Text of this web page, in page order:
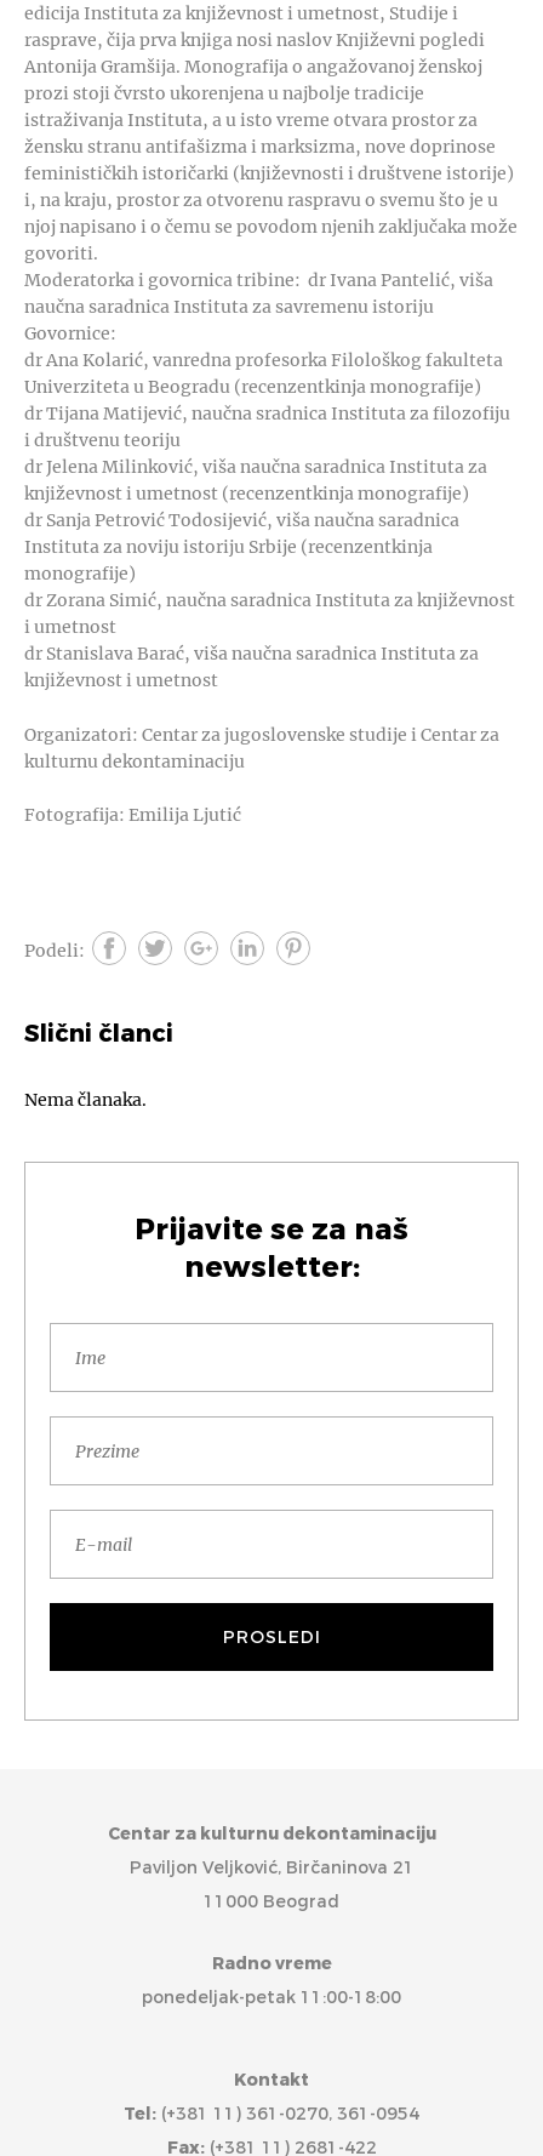
edicija Instituta za književnost i umetnost, Studije i
rasprave, čija prva knjiga nosi naslov Književni pogledi
Antonija Gramšija. Monografija o angažovanoj ženskoj
prozi stoji čvrsto ukorenjena u najbolje tradicije
istraživanja Instituta, a u isto vreme otvara prostor za
žensku stranu antifašizma i marksizma, nove doprinose
feminističkih istoričarki (književnosti i društvene istorije)
i, na kraju, prostor za otvorenu raspravu o svemu što je u
njoj napisano i o čemu se povodom njenih zaključaka može
govoriti.
Moderatorka i govornica tribine: dr Ivana Pantelić, viša
naučna saradnica Instituta za savremenu istoriju
Govornice:
dr Ana Kolarić, vanredna profesorka Filološkog fakulteta
Univerziteta u Beogradu (recenzentkinja monografije)
dr Tijana Matijević, naučna sradnica Instituta za filozofiju
i društvenu teoriju
dr Jelena Milinković, viša naučna saradnica Instituta za
književnost i umetnost (recenzentkinja monografije)
dr Sanja Petrović Todosijević, viša naučna saradnica
Instituta za noviju istoriju Srbije (recenzentkinja
monografije)
dr Zorana Simić, naučna saradnica Instituta za književnost
i umetnost
dr Stanislava Barać, viša naučna saradnica Instituta za
književnost i umetnost
Organizatori: Centar za jugoslovenske studije i Centar za
kulturnu dekontaminaciju
Fotografija: Emilija Ljutić
Podeli:
Slični članci
Nema članaka.
Prijavite se za naš
newsletter:
Centar za kulturnu dekontaminaciju
Paviljon Veljković, Birčaninova 21
11000 Beograd
Radno vreme
ponedeljak-petak 11:00-18:00
Kontakt
Tel: (+381 11) 361-0270, 361-0954
Fax:(+381 11) 2681-422